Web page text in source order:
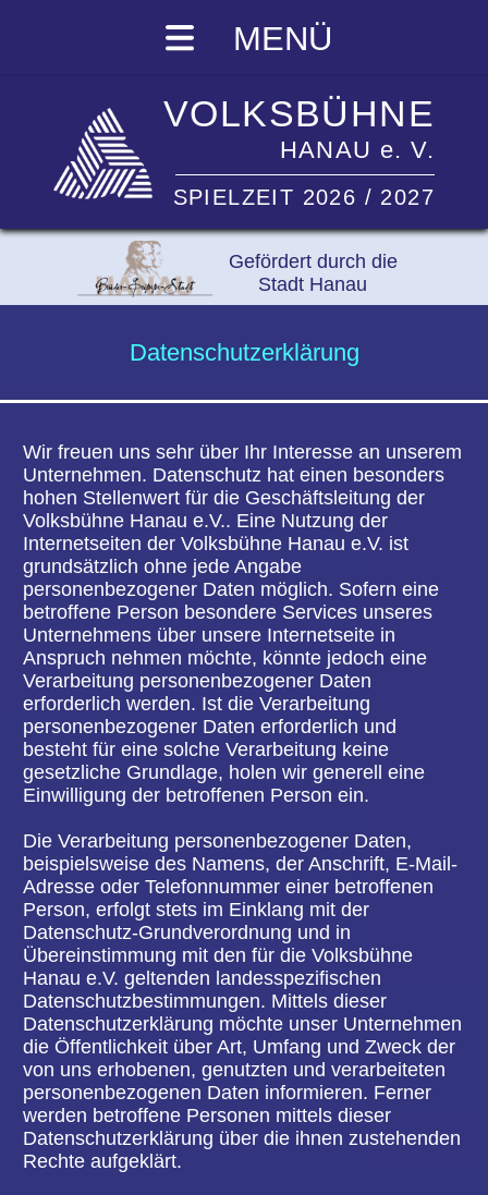
hohen Stellenwert für die Geschäftsleitung der
grundsätzlich ohne jede Angabe
Unternehmens über unsere Internetseite in
Anspruch nehmen möchte, könnte jedoch eine
Verarbeitung personenbezogener Daten
erforderlich werden. Ist die Verarbeitung
personenbezogener Daten erforderlich und
besteht für eine solche Verarbeitung keine
gesetzliche Grundlage, holen wir generell eine
Einwilligung der betroffenen Person ein.
Die Verarbeitung personenbezogener Daten,
beispielsweise des Namens, der Anschrift, E-Mail-
Adresse oder Telefonnummer einer betroffenen
Person, erfolgt stets im Einklang mit der
Datenschutz-Grundverordnung und in
Übereinstimmung mit den für die Volksbühne
Hanau e.V. geltenden landesspezifischen
Datenschutzbestimmungen. Mittels dieser
Datenschutzerklärung möchte unser Unternehmen
die Öffentlichkeit über Art, Umfang und Zweck der
von uns erhobenen, genutzten und verarbeiteten
personenbezogenen Daten informieren. Ferner
werden betroffene Personen mittels dieser
Die Volksbühne Hanau e.V. hat als für die
Verarbeitung Verantwortlicher zahlreiche
technische und organisatorische Maßnahmen
umgesetzt, um einen möglichst lückenlosen
Schutz der über diese Internetseite verarbeiteten
personenbezogenen Daten sicherzustellen.
Dennoch können Internetbasierte
Datenübertragungen grundsätzlich
Sicherheitslücken aufweisen, sodass ein absoluter
Schutz nicht gewährleistet werden kann. Aus
diesem Grund steht es jeder betroffenen Person
frei, personenbezogene Daten auch auf
alternativen Wegen, beispielsweise telefonisch, an
uns zu übermitteln.
1. Begriffsbestimmungen
Die Datenschutzerklärung der Volksbühne Hanau
e.V. beruht auf den Begrifflichkeiten, die durch den
Europäischen Richtlinien- und Verordnungsgeber
MENÜ
HANAU e. V.
SPIELZEIT 2026 / 2027
Gefördert durch die
Stadt Hanau
Datenschutzerklärung